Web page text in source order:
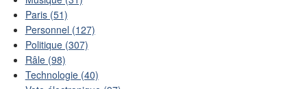
Paris (51)
Personnel (127)
Politique (307)
Râle (98)
Technologie (40)